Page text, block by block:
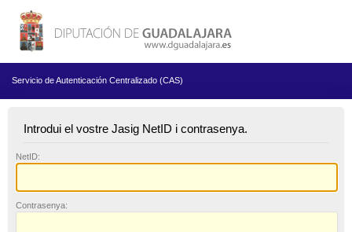
Servicio de Autenticación Centralizado (CAS)
Introdui el vostre Jasig NetID i contrasenya.
NetID:
Contrasenya: